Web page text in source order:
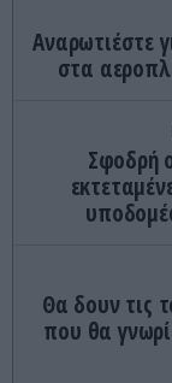
Αναρωτιέστε
στα
Σφοδρή
Θα δουν τις
που θα